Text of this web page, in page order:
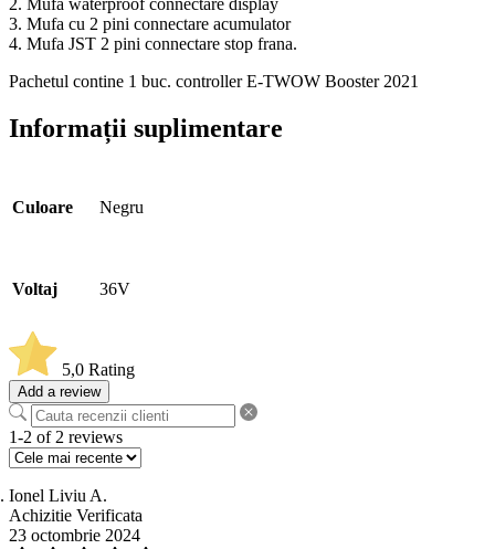
2. Mufa waterproof connectare display
3. Mufa cu 2 pini connectare acumulator
4. Mufa JST 2 pini connectare stop frana.
Pachetul contine 1 buc. controller E-TWOW Booster 2021
Informații suplimentare
Culoare Negru
Voltaj 36V
5,0 Rating
Add a review
1-2 of 2 reviews
Ionel Liviu A.
Achizitie Verificata
23 octombrie 2024